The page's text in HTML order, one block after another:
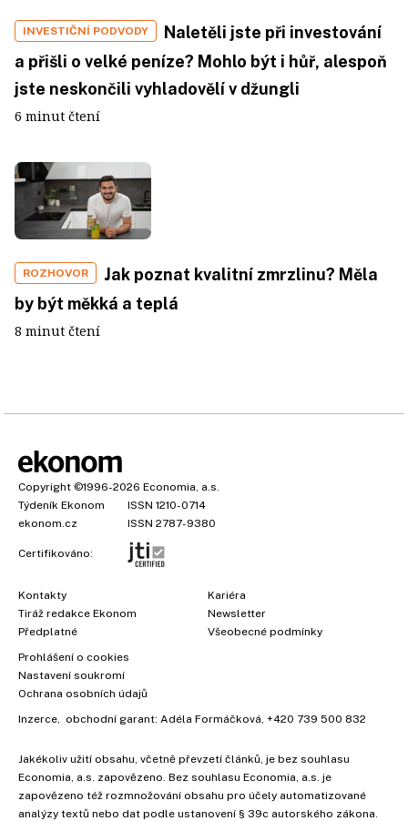
INVESTIČNÍ PODVODY
Naletěli jste při investování
a přišli o velké peníze? Mohlo být i hůř, alespoň
jste neskončili vyhladovělí v džungli
6 minut čtení
ROZHOVOR
Jak poznat kvalitní zmrzlinu? Měla
by být měkká a teplá
8 minut čtení
Copyright ©1996-2026 Economia, a.s.
Týdeník Ekonom
ISSN 1210-0714
ekonom.cz
ISSN 2787-9380
Certifikováno:
Kontakty
Tiráž redakce Ekonom
Předplatné
Kariéra
Newsletter
Všeobecné podmínky
Prohlášení o cookies
Nastavení soukromí
Ochrana osobních údajů
Inzerce, obchodní garant: Adéla Formáčková, +420 739 500 832
Jakékoliv užití obsahu, včetně převzetí článků, je bez souhlasu
Economia, a.s. zapovězeno. Bez souhlasu Economia, a.s. je
zapovězeno též rozmnožování obsahu pro účely automatizované
analýzy textů nebo dat podle ustanovení § 39c autorského zákona.